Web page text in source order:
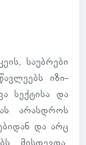
სა­უბ­რები
იზი­
სექ­ტისა და
არას­დროს
და არც
მის­დევდა.